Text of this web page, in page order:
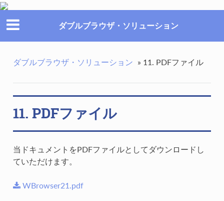
ダブルブラウザ・ソリューション
ダブルブラウザ・ソリューション » 11. PDFファイル
11. PDFファイル
当ドキュメントをPDFファイルとしてダウンロードし
ていただけます。
WBrowser21.pdf